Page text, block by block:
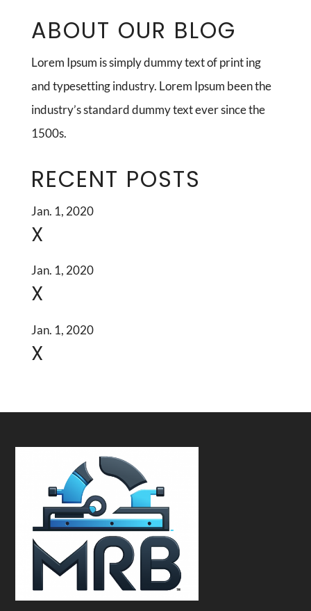
ABOUT OUR BLOG
Lorem Ipsum is simply dummy text of print ing
and typesetting industry. Lorem Ipsum been the
industry’s standard dummy text ever since the
1500s.
RECENT POSTS
Jan. 1, 2020
X
Jan. 1, 2020
X
Jan. 1, 2020
X